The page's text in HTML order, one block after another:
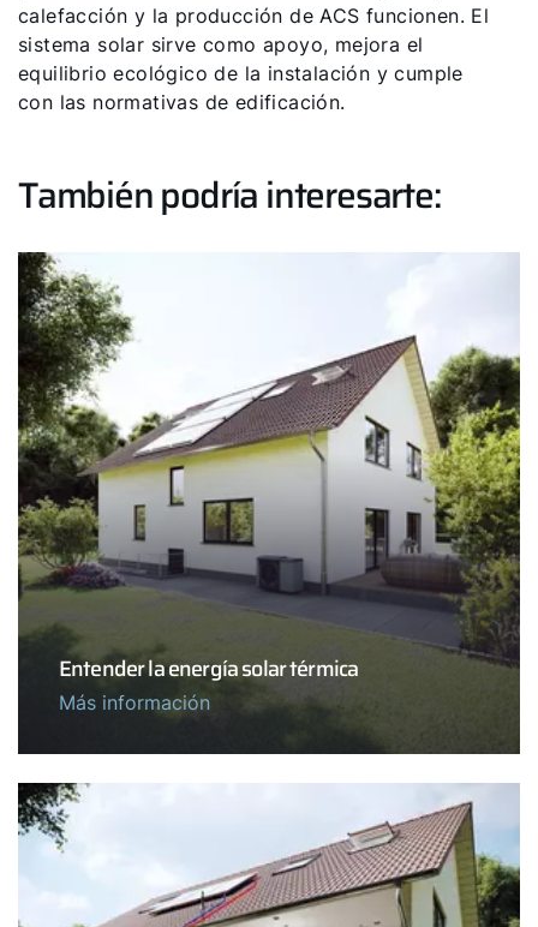
calefacción y la producción de ACS funcionen. El
sistema solar sirve como apoyo, mejora el
equilibrio ecológico de la instalación y cumple
con las normativas de edificación.
También podría interesarte:
Entender la energía solar térmica
Más información